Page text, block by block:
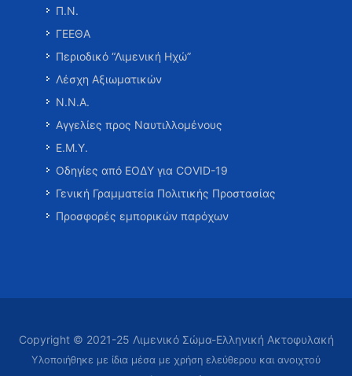
Π.Ν.
ΓΕΕΘΑ
Περιοδικό “Λιμενική Ηχώ”
Λέσχη Αξιωματικών
Ν.Ν.Α.
Αγγελίες προς Ναυτιλλομένους
Ε.Μ.Υ.
Οδηγίες από ΕΟΔΥ για COVID-19
Γενική Γραμματεία Πολιτικής Προστασίας
Προσφορές εμπορικών παρόχων
Copyright © 2021-25 Λιμενικό Σώμα-Ελληνική Ακτοφυλακή
Υλοποιήθηκε με ίδια μέσα με χρήση ελεύθερου και ανοιχτού